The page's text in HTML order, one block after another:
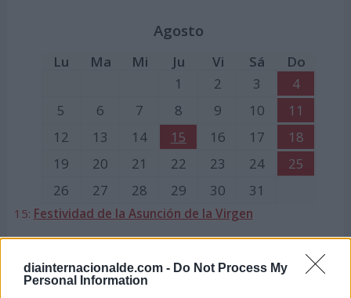
diainternacionalde.com - Do Not Process My
Personal Information
Agosto
Lu Ma Mi Ju Vi Sá
Do
1
2 3
4
5
6 7 8 9 10
11
12
13 14 15 16 17
18
19
20 21 22 23 24
25
26
27 28 29 30 31
15: Festividad de la Asunción de la Virgen
Lu Ma Mi